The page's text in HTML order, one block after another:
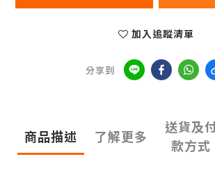
加入追蹤清單
分享到
商品描述 了解更多
送貨及
款方式